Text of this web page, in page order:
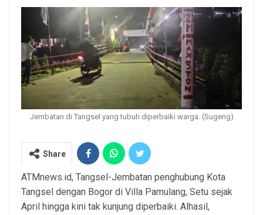
Jembatan di Tangsel yang tubuh diperbaiki warga. (Sugeng)
Share
ATMnews.id, Tangsel-Jembatan penghubung Kota
Tangsel dengan Bogor di Villa Pamulang, Setu sejak
April hingga kini tak kunjung diperbaiki. Alhasil,